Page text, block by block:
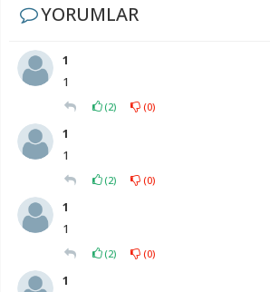
YORUMLAR
1
1
(2) (0)
1
1
(2) (0)
1
1
(2) (0)
1